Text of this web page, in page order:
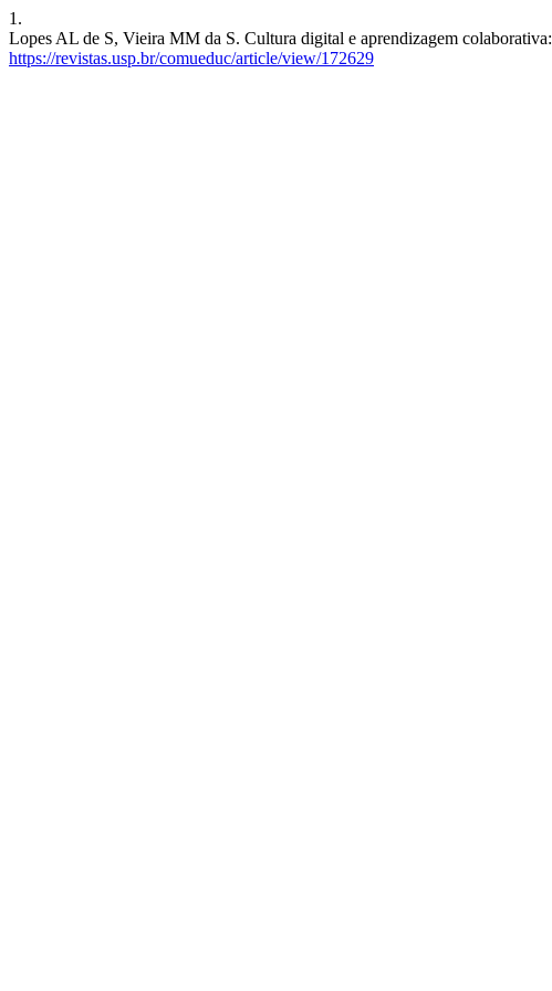
1.
Lopes AL de S, Vieira MM da S. Cultura digital e aprendizagem
https://revistas.usp.br/comueduc/article/view/172629